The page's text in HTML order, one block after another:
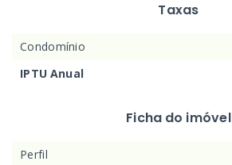
Taxas
Condomínio
IPTU Anual
Ficha do imóvel
Perfil